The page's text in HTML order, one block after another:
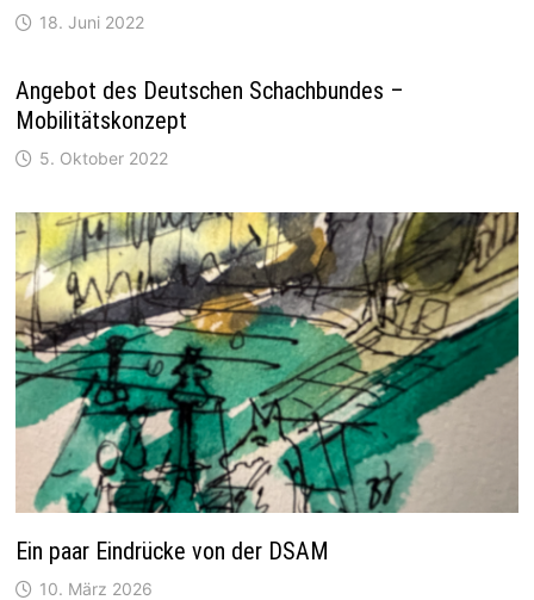
18. Juni 2022
Angebot des Deutschen Schachbundes –
Mobilitätskonzept
5. Oktober 2022
Ein paar Eindrücke von der DSAM
10. März 2026